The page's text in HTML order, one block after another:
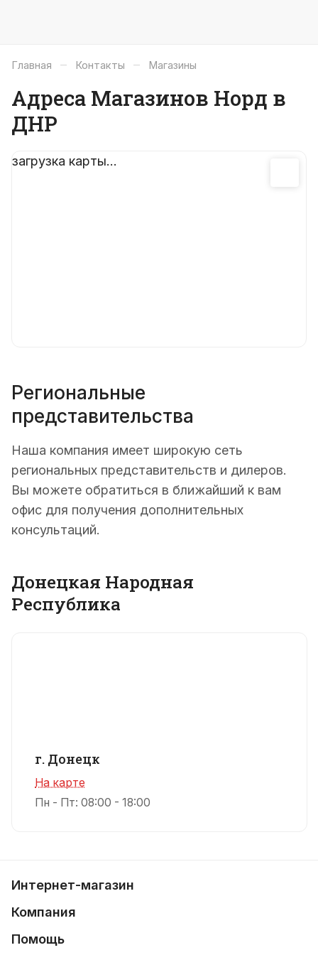
Главная – Контакты – Магазины
Адреса Магазинов Норд в
ДНР
загрузка карты...
Региональные
представительства
Наша компания имеет широкую сеть
региональных представительств и дилеров.
Вы можете обратиться в ближайший к вам
офис для получения дополнительных
консультаций.
Донецкая Народная
Республика
г. Донецк
На карте
Пн - Пт: 08:00 - 18:00
Интернет-магазин
Компания
Помощь